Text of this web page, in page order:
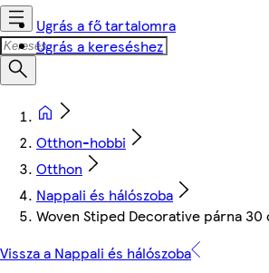
Ugrás a fő tartalomra
Ugrás a kereséshez
Otthon-hobbi
Otthon
Nappali és hálószoba
Woven Stiped Decorative párna 30
Vissza a Nappali és hálószoba